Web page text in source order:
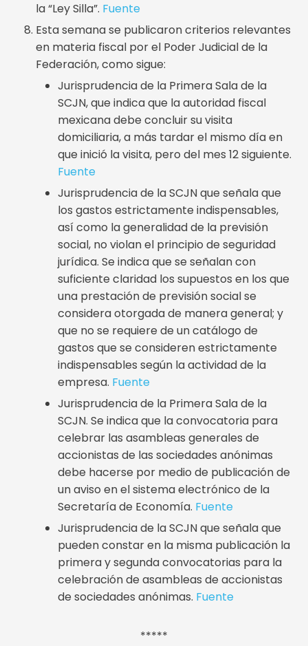
la “Ley Silla”. Fuente
Esta semana se publicaron criterios relevantes
en materia fiscal por el Poder Judicial de la
Federación, como sigue:
Jurisprudencia de la Primera Sala de la
SCJN, que indica que la autoridad fiscal
mexicana debe concluir su visita
domiciliaria, a más tardar el mismo día en
que inició la visita, pero del mes 12 siguiente.
Fuente
Jurisprudencia de la SCJN que señala que
los gastos estrictamente indispensables,
así como la generalidad de la previsión
social, no violan el principio de seguridad
jurídica. Se indica que se señalan con
suficiente claridad los supuestos en los que
una prestación de previsión social se
considera otorgada de manera general; y
que no se requiere de un catálogo de
gastos que se consideren estrictamente
indispensables según la actividad de la
empresa. Fuente
Jurisprudencia de la Primera Sala de la
SCJN. Se indica que la convocatoria para
celebrar las asambleas generales de
accionistas de las sociedades anónimas
debe hacerse por medio de publicación de
un aviso en el sistema electrónico de la
Secretaría de Economía. Fuente
Jurisprudencia de la SCJN que señala que
pueden constar en la misma publicación la
primera y segunda convocatorias para la
celebración de asambleas de accionistas
de sociedades anónimas. Fuente
*****